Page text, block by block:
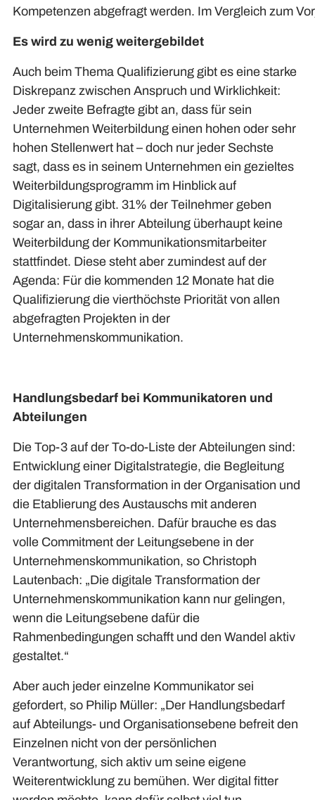
Kompetenzen abgefragt werden. Im Vergleich zum
Es wird zu wenig weitergebildet
Auch beim Thema Qualifizierung gibt es eine starke
Diskrepanz zwischen Anspruch und Wirklichkeit:
Jeder zweite Befragte gibt an, dass für sein
Unternehmen Weiterbildung einen hohen oder sehr
hohen Stellenwert hat – doch nur jeder Sechste
sagt, dass es in seinem Unternehmen ein gezieltes
Weiterbildungsprogramm im Hinblick auf
Digitalisierung gibt. 31% der Teilnehmer geben
sogar an, dass in ihrer Abteilung überhaupt keine
Weiterbildung der Kommunikationsmitarbeiter
stattfindet. Diese steht aber zumindest auf der
Agenda: Für die kommenden 12 Monate hat die
Qualifizierung die vierthöchste Priorität von allen
abgefragten Projekten in der
Unternehmenskommunikation.
Handlungsbedarf bei Kommunikatoren und
Abteilungen
Die Top-3 auf der To-do-Liste der Abteilungen sind:
Entwicklung einer Digitalstrategie, die Begleitung
der digitalen Transformation in der Organisation und
die Etablierung des Austauschs mit anderen
Unternehmensbereichen. Dafür brauche es das
volle Commitment der Leitungsebene in der
Unternehmenskommunikation, so Christoph
Lautenbach: „Die digitale Transformation der
Unternehmenskommunikation kann nur gelingen,
wenn die Leitungsebene dafür die
Rahmenbedingungen schafft und den Wandel aktiv
gestaltet.“
Aber auch jeder einzelne Kommunikator sei
gefordert, so Philip Müller: „Der Handlungsbedarf
auf Abteilungs- und Organisationsebene befreit den
Einzelnen nicht von der persönlichen
Verantwortung, sich aktiv um seine eigene
Weiterentwicklung zu bemühen. Wer digital fitter